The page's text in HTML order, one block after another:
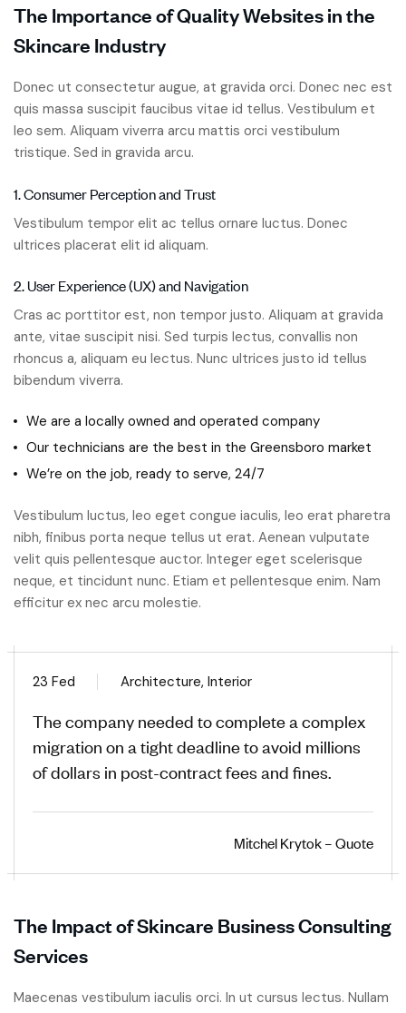
The Importance of Quality Websites in the
Skincare Industry
Donec ut consectetur augue, at gravida orci. Donec nec est
quis massa suscipit faucibus vitae id tellus. Vestibulum et
leo sem. Aliquam viverra arcu mattis orci vestibulum
tristique. Sed in gravida arcu.
1. Consumer Perception and Trust
Vestibulum tempor elit ac tellus ornare luctus. Donec
ultrices placerat elit id aliquam.
2. User Experience (UX) and Navigation
Cras ac porttitor est, non tempor justo. Aliquam at gravida
ante, vitae suscipit nisi. Sed turpis lectus, convallis non
rhoncus a, aliquam eu lectus. Nunc ultrices justo id tellus
bibendum viverra.
We are a locally owned and operated company
Our technicians are the best in the Greensboro market
We’re on the job, ready to serve, 24/7
Vestibulum luctus, leo eget congue iaculis, leo erat pharetra
nibh, finibus porta neque tellus ut erat. Aenean vulputate
velit quis pellentesque auctor. Integer eget scelerisque
neque, et tincidunt nunc. Etiam et pellentesque enim. Nam
efficitur ex nec arcu molestie.
23 Fed Architecture, Interior
The company needed to complete a complex
migration on a tight deadline to avoid millions
of dollars in post-contract fees and fines.
Mitchel Krytok – Quote
The Impact of Skincare Business Consulting
Services
Maecenas vestibulum iaculis orci. In ut cursus lectus. Nullam